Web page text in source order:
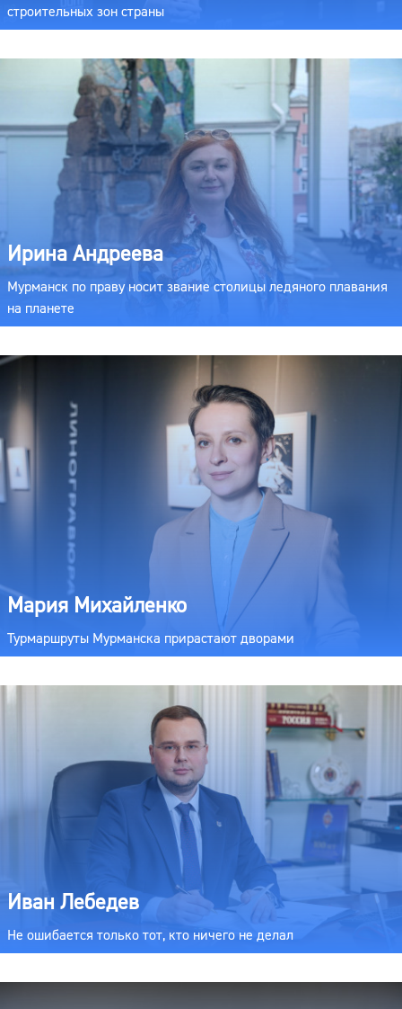
строительных зон страны
Ирина Андреева
Мурманск по праву носит звание столицы ледяного плавания
на планете
Мария Михайленко
Турмаршруты Мурманска прирастают дворами
Иван Лебедев
Не ошибается только тот, кто ничего не делал